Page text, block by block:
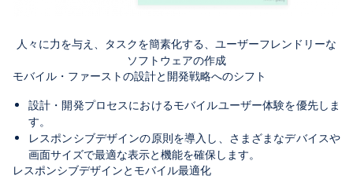
人々に力を与え、タスクを簡素化する、ユーザーフレンドリーな
ソフトウェアの作成
モバイル・ファーストの設計と開発戦略へのシフト
設計・開発プロセスにおけるモバイルユーザー体験を優先しま
す。
レスポンシブデザインの原則を導入し、さまざまなデバイスや
画面サイズで最適な表示と機能を確保します。
レスポンシブデザインとモバイル最適化